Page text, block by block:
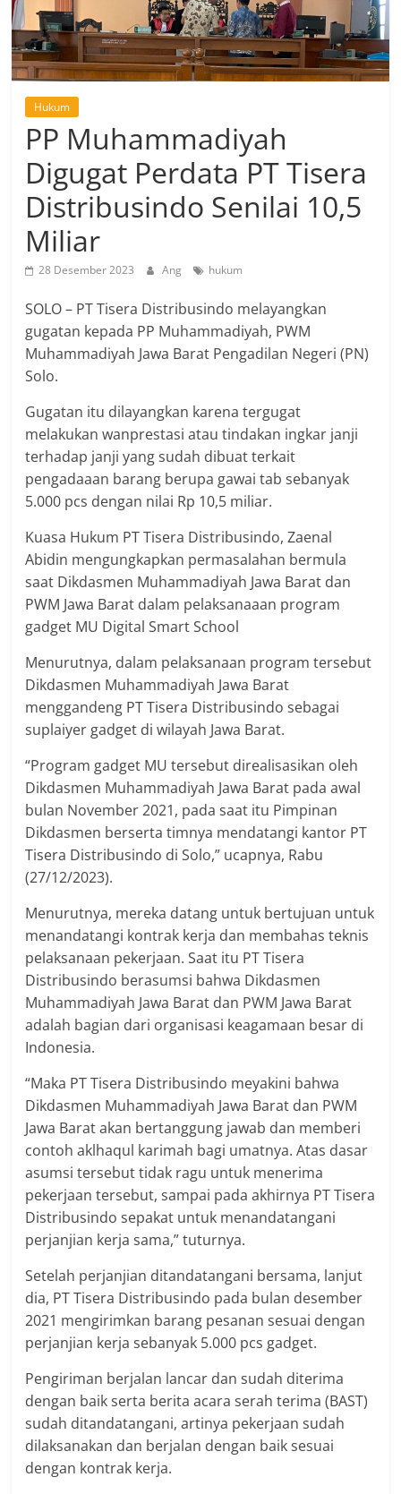
Hukum
PP Muhammadiyah
Digugat Perdata PT Tisera
Distribusindo Senilai 10,5
Miliar
28 Desember 2023 Ang hukum
SOLO – PT Tisera Distribusindo melayangkan
gugatan kepada PP Muhammadiyah, PWM
Muhammadiyah Jawa Barat Pengadilan Negeri (PN)
Solo.
Gugatan itu dilayangkan karena tergugat
melakukan wanprestasi atau tindakan ingkar janji
terhadap janji yang sudah dibuat terkait
pengadaaan barang berupa gawai tab sebanyak
5.000 pcs dengan nilai Rp 10,5 miliar.
Kuasa Hukum PT Tisera Distribusindo, Zaenal
Abidin mengungkapkan permasalahan bermula
saat Dikdasmen Muhammadiyah Jawa Barat dan
PWM Jawa Barat dalam pelaksanaaan program
gadget MU Digital Smart School
Menurutnya, dalam pelaksanaan program tersebut
Dikdasmen Muhammadiyah Jawa Barat
menggandeng PT Tisera Distribusindo sebagai
suplaiyer gadget di wilayah Jawa Barat.
“Program gadget MU tersebut direalisasikan oleh
Dikdasmen Muhammadiyah Jawa Barat pada awal
bulan November 2021, pada saat itu Pimpinan
Dikdasmen berserta timnya mendatangi kantor PT
Tisera Distribusindo di Solo,” ucapnya, Rabu
(27/12/2023).
Menurutnya, mereka datang untuk bertujuan untuk
menandatangi kontrak kerja dan membahas teknis
pelaksanaan pekerjaan. Saat itu PT Tisera
Distribusindo berasumsi bahwa Dikdasmen
Muhammadiyah Jawa Barat dan PWM Jawa Barat
adalah bagian dari organisasi keagamaan besar di
Indonesia.
“Maka PT Tisera Distribusindo meyakini bahwa
Dikdasmen Muhammadiyah Jawa Barat dan PWM
Jawa Barat akan bertanggung jawab dan memberi
contoh aklhaqul karimah bagi umatnya. Atas dasar
asumsi tersebut tidak ragu untuk menerima
pekerjaan tersebut, sampai pada akhirnya PT Tisera
Distribusindo sepakat untuk menandatangani
perjanjian kerja sama,” tuturnya.
Setelah perjanjian ditandatangani bersama, lanjut
dia, PT Tisera Distribusindo pada bulan desember
2021 mengirimkan barang pesanan sesuai dengan
perjanjian kerja sebanyak 5.000 pcs gadget.
Pengiriman berjalan lancar dan sudah diterima
dengan baik serta berita acara serah terima (BAST)
sudah ditandatangani, artinya pekerjaan sudah
dilaksanakan dan berjalan dengan baik sesuai
dengan kontrak kerja.